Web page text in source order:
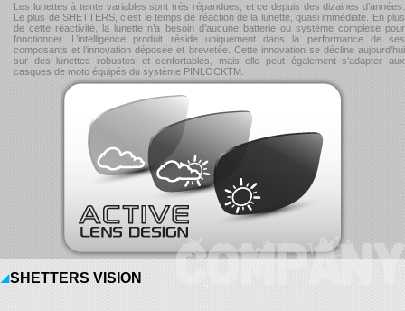
Les lunettes à teinte variables sont très répandues, et ce depuis des dizaines d’années.
Le plus de SHETTERS, c’est le temps de réaction de la lunette, quasi immédiate. En plus
de cette réactivité, la lunette n’a besoin d’aucune batterie ou système complexe pour
fonctionner. L’intelligence produit réside uniquement dans la performance de ses
composants et l’innovation déposée et brevetée. Cette innovation se décline aujourd’hui
sur des lunettes robustes et confortables, mais elle peut également s’adapter aux
casques de moto équipés du système PINLOCKTM.
SHETTERS VISION COMPANY